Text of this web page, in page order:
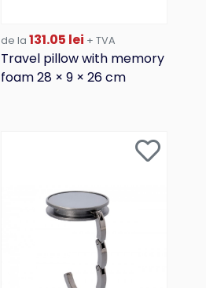
de la 131.05 lei + TVA
Travel pillow with memory
foam 28 × 9 × 26 cm